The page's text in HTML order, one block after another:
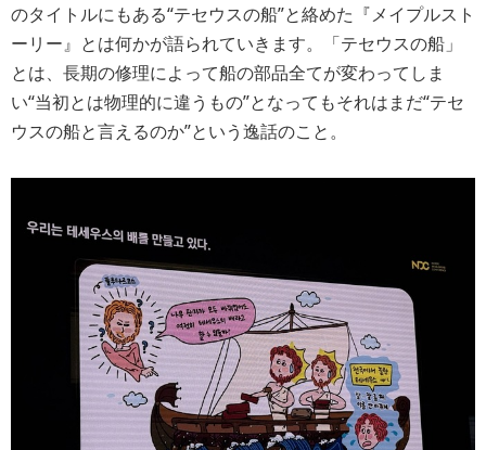
のタイトルにもある“テセウスの船”と絡めた『メイプルスト
ーリー』とは何かが語られていきます。「テセウスの船」
とは、長期の修理によって船の部品全てが変わってしま
い“当初とは物理的に違うもの”となってもそれはまだ“テセ
ウスの船と言えるのか”という逸話のこと。